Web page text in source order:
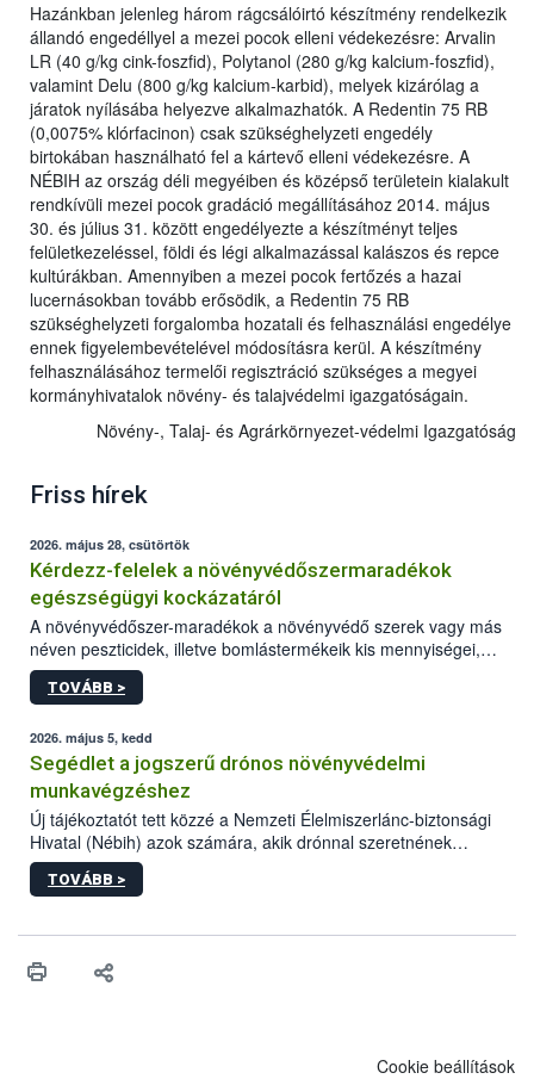
Hazánkban jelenleg három rágcsálóirtó készítmény rendelkezik
állandó engedéllyel a mezei pocok elleni védekezésre: Arvalin
LR (40 g/kg cink-foszfid), Polytanol (280 g/kg kalcium-foszfid),
valamint Delu (800 g/kg kalcium-karbid), melyek kizárólag a
járatok nyílásába helyezve alkalmazhatók. A Redentin 75 RB
(0,0075% klórfacinon) csak szükséghelyzeti engedély
birtokában használható fel a kártevő elleni védekezésre. A
NÉBIH az ország déli megyéiben és középső területein kialakult
rendkívüli mezei pocok gradáció megállításához 2014. május
30. és július 31. között engedélyezte a készítményt teljes
felületkezeléssel, földi és légi alkalmazással kalászos és repce
kultúrákban. Amennyiben a mezei pocok fertőzés a hazai
lucernásokban tovább erősödik, a Redentin 75 RB
szükséghelyzeti forgalomba hozatali és felhasználási engedélye
ennek figyelembevételével módosításra kerül. A készítmény
felhasználásához termelői regisztráció szükséges a megyei
kormányhivatalok növény- és talajvédelmi igazgatóságain.
Növény-, Talaj- és Agrárkörnyezet-védelmi Igazgatóság
Friss hírek
2026. május 28, csütörtök
Kérdezz-felelek a növényvédőszermaradékok
egészségügyi kockázatáról
A növényvédőszer-maradékok a növényvédő szerek vagy más
néven peszticidek, illetve bomlástermékeik kis mennyiségei,
melyek a terményekben vagy azok felületén a betakarítást,
szüretelést, illetve tárolást követően is megmaradhatnak. Az
mennyiségének esetenként a kezelt terményeken is jelen kell
lennie. Nem minden élelmiszer tartalmaz szermaradékot.
Azokban az élelmiszerekben is, melyekben kimutathatóak,
általában csak nagyon kis mennyiségben vannak jelen, így nem
jelenthetnek kockázatot a fogyasztó egészségére nézve.
TOVÁBB >
2026. május 5, kedd
Segédlet a jogszerű drónos növényvédelmi
munkavégzéshez
Új tájékoztatót tett közzé a Nemzeti Élelmiszerlánc-biztonsági
Hivatal (Nébih) azok számára, akik drónnal szeretnének
növényvédelmi vagy tápanyag-gazdálkodási tevékenységet
végezni Magyarországon. Az összefoglaló részletesen
műszaki és hatósági feltételek.
TOVÁBB >
Cookie beállítások